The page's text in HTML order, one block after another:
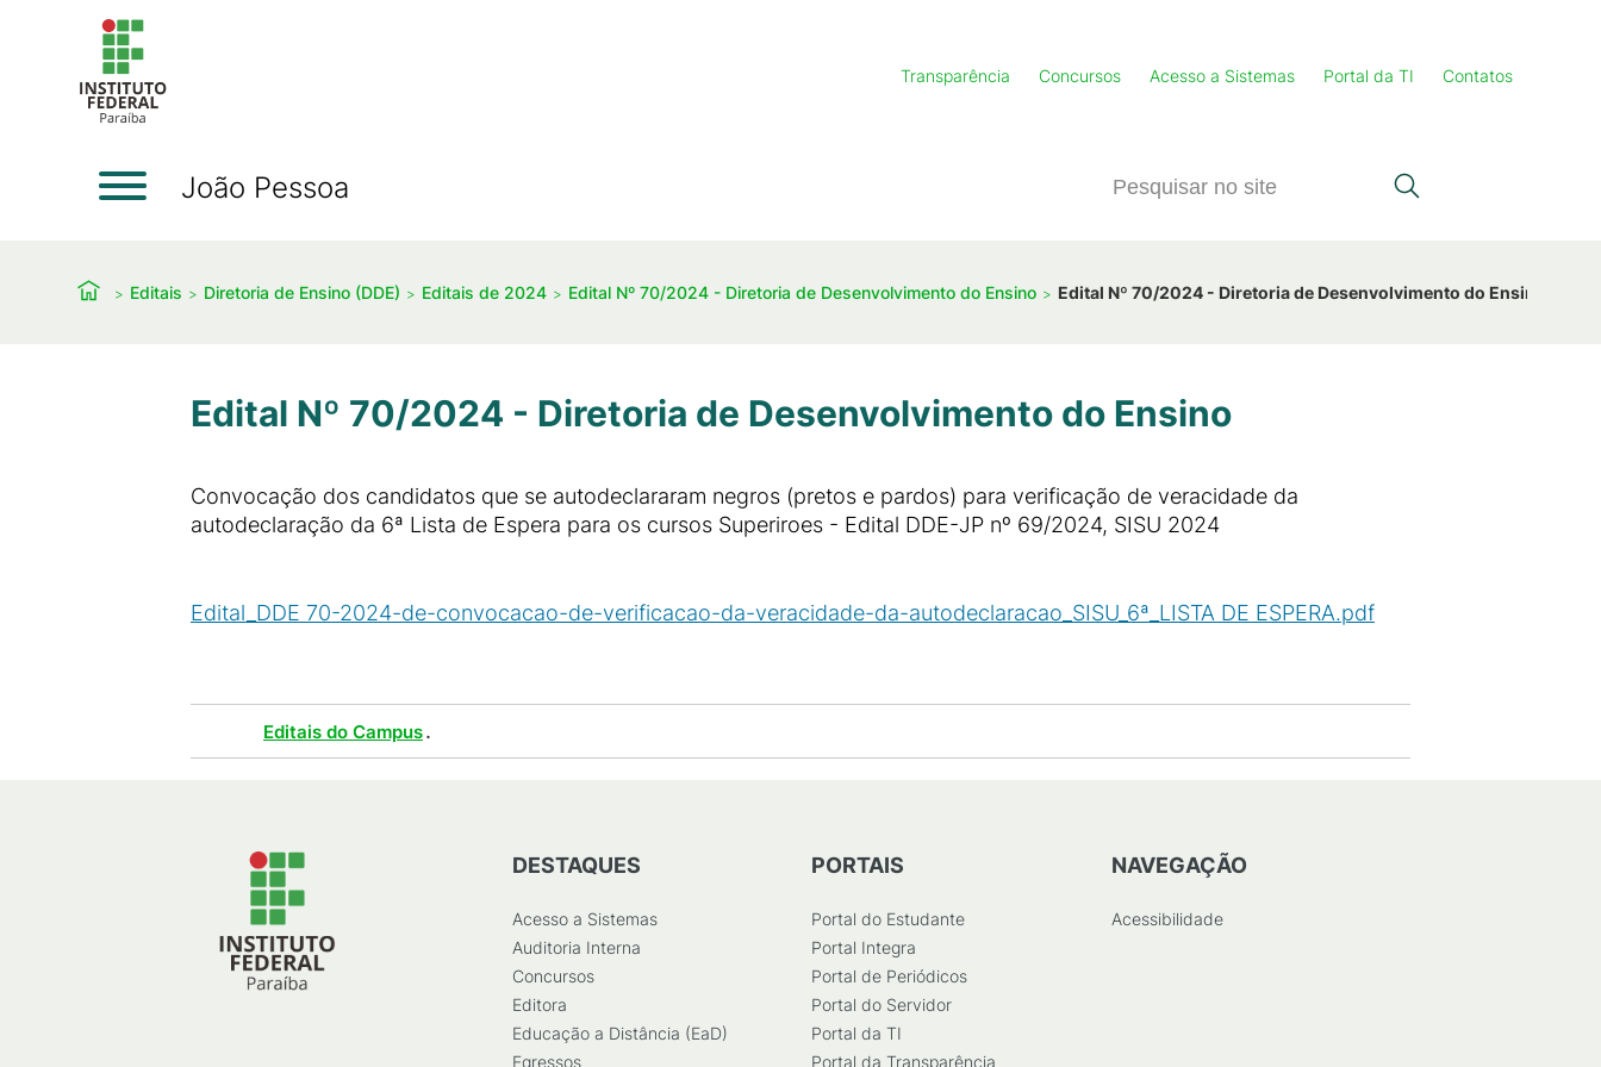
Transparência Concursos Acesso a Sistemas Portal da TI Contatos
João Pessoa
Editais Diretoria de Ensino (DDE) Editais de 2024 Edital Nº 70/2024 - Diretoria de Desenvolvimento do Ensino Edital Nº 70/2024 - Diretoria de Desenvolvimento do Ensino
Edital Nº 70/2024 - Diretoria de Desenvolvimento do Ensino
Convocação dos candidatos que se autodeclararam negros (pretos e pardos) para verificação de veracidade da
autodeclaração da 6ª Lista de Espera para os cursos Superiroes - Edital DDE-JP nº 69/2024, SISU 2024
Edital_DDE 70-2024-de-convocacao-de-verificacao-da-veracidade-da-autodeclaracao_SISU_6ª_LISTA DE ESPERA.pdf
Editais do Campus.
DESTAQUES
Acesso a Sistemas
Auditoria Interna
Concursos
Editora
Educação a Distância (EaD)
Egressos
PORTAIS
Portal do Estudante
Portal Integra
Portal de Periódicos
Portal do Servidor
Portal da TI
Portal da Transparência
NAVEGAÇÃO
Acessibilidade